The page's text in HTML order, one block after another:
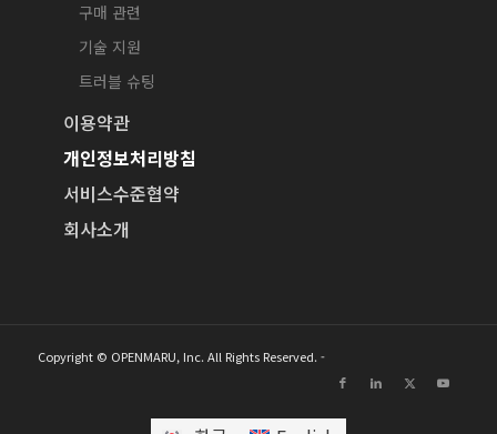
구매 관련
기술 지원
트러블 슈팅
이용약관
개인정보처리방침
서비스수준협약
회사소개
Copyright © OPENMARU, Inc. All Rights Reserved. -